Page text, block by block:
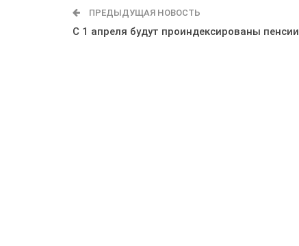
ПРЕДЫДУЩАЯ НОВОСТЬ
С 1 апреля будут проиндексированы пенсии